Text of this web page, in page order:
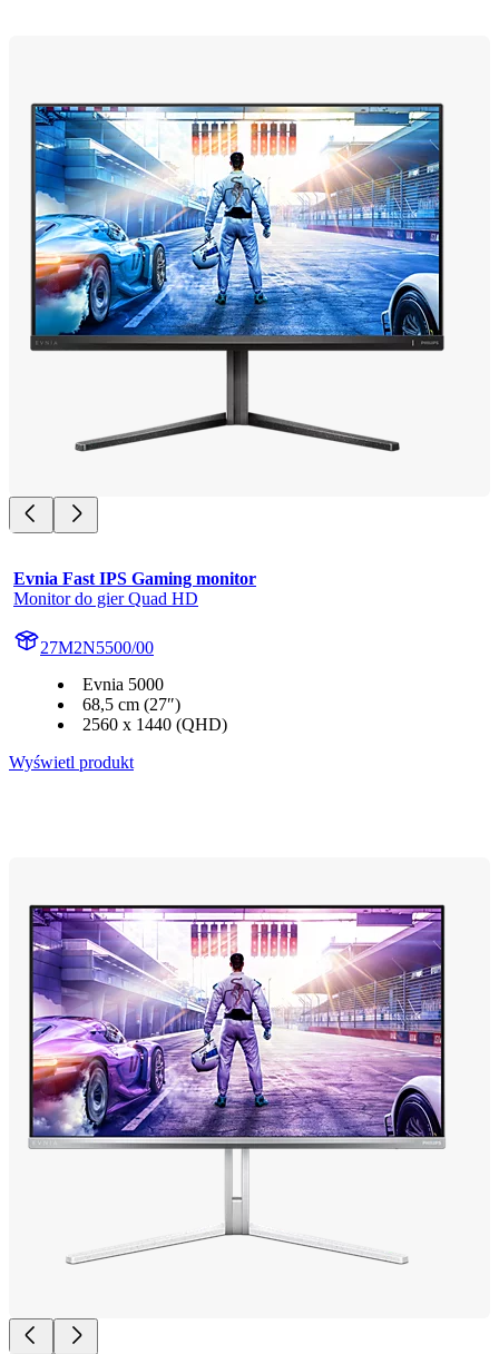
Evnia Fast IPS Gaming monitor
Monitor do gier Quad HD
27M2N5500/00
Evnia 5000
68,5 cm (27″)
2560 x 1440 (QHD)
Wyświetl produkt